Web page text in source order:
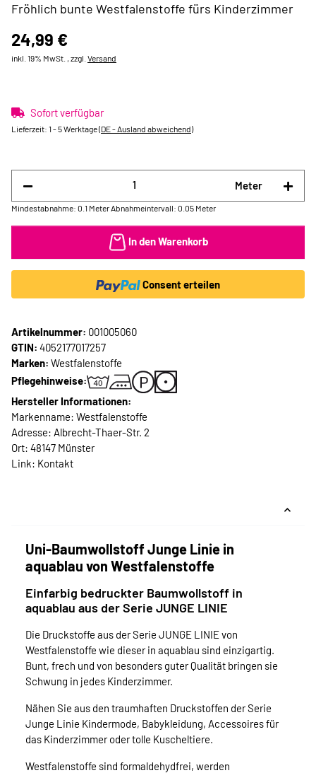
Fröhlich bunte Westfalenstoffe fürs Kinderzimmer
24,99 €
inkl. 19% MwSt. , zzgl. Versand
Sofort verfügbar
Lieferzeit: 1 - 5 Werktage(DE - Ausland abweichend)
Meter
Mindestabnahme: 0.1 Meter Abnahmeintervall: 0.05 Meter
In den Warenkorb
Consent erteilen
Artikelnummer: 001005060
GTIN: 4052177017257
Marken: Westfalenstoffe
Pflegehinweise:
Hersteller Informationen:
Markenname: Westfalenstoffe
Adresse: Albrecht-Thaer-Str. 2
Ort: 48147 Münster
Link: Kontakt
Uni-Baumwollstoff Junge Linie in
aquablau von Westfalenstoffe
Einfarbig bedruckter Baumwollstoff in
aquablau aus der Serie JUNGE LINIE
Die Druckstoffe aus der Serie JUNGE LINIE von
Westfalenstoffe wie dieser in aquablau sind einzigartig.
Bunt, frech und von besonders guter Qualität bringen sie
Schwung in jedes Kinderzimmer.
Nähen Sie aus den traumhaften Druckstoffen der Serie
Junge Linie Kindermode, Babykleidung, Accessoires für
das Kinderzimmer oder tolle Kuscheltiere.
Westfalenstoffe sind formaldehydfrei, werden